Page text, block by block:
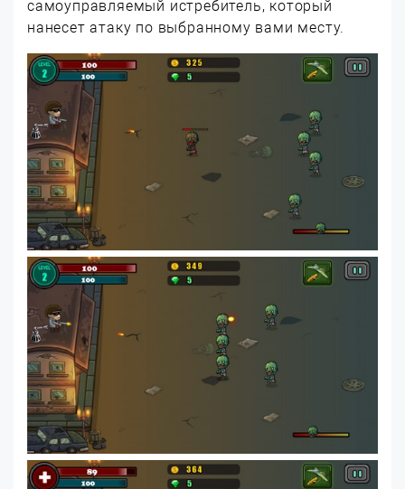
самоуправляемый истребитель, который
нанесет атаку по выбранному вами месту.